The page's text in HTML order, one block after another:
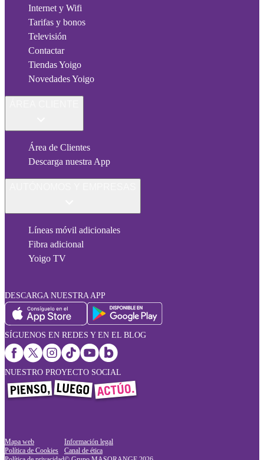
Internet y Wifi
Tarifas y bonos
Televisión
Contactar
Tiendas Yoigo
Novedades Yoigo
Área de Clientes
Descarga nuestra App
Líneas móvil adicionales
Fibra adicional
Yoigo TV
DESCARGA NUESTRA APP
SÍGUENOS EN REDES Y EN EL BLOG
NUESTRO PROYECTO SOCIAL
Mapa web
Política de Cookies
Información legal
Canal de ética